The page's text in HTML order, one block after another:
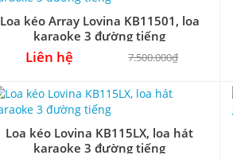
Loa kéo Array Lovina KB11501, loa
karaoke 3 đường tiếng
Liên hệ 7.500.000₫
Loa kéo Lovina KB115LX, loa hát
karaoke 3 đường tiếng